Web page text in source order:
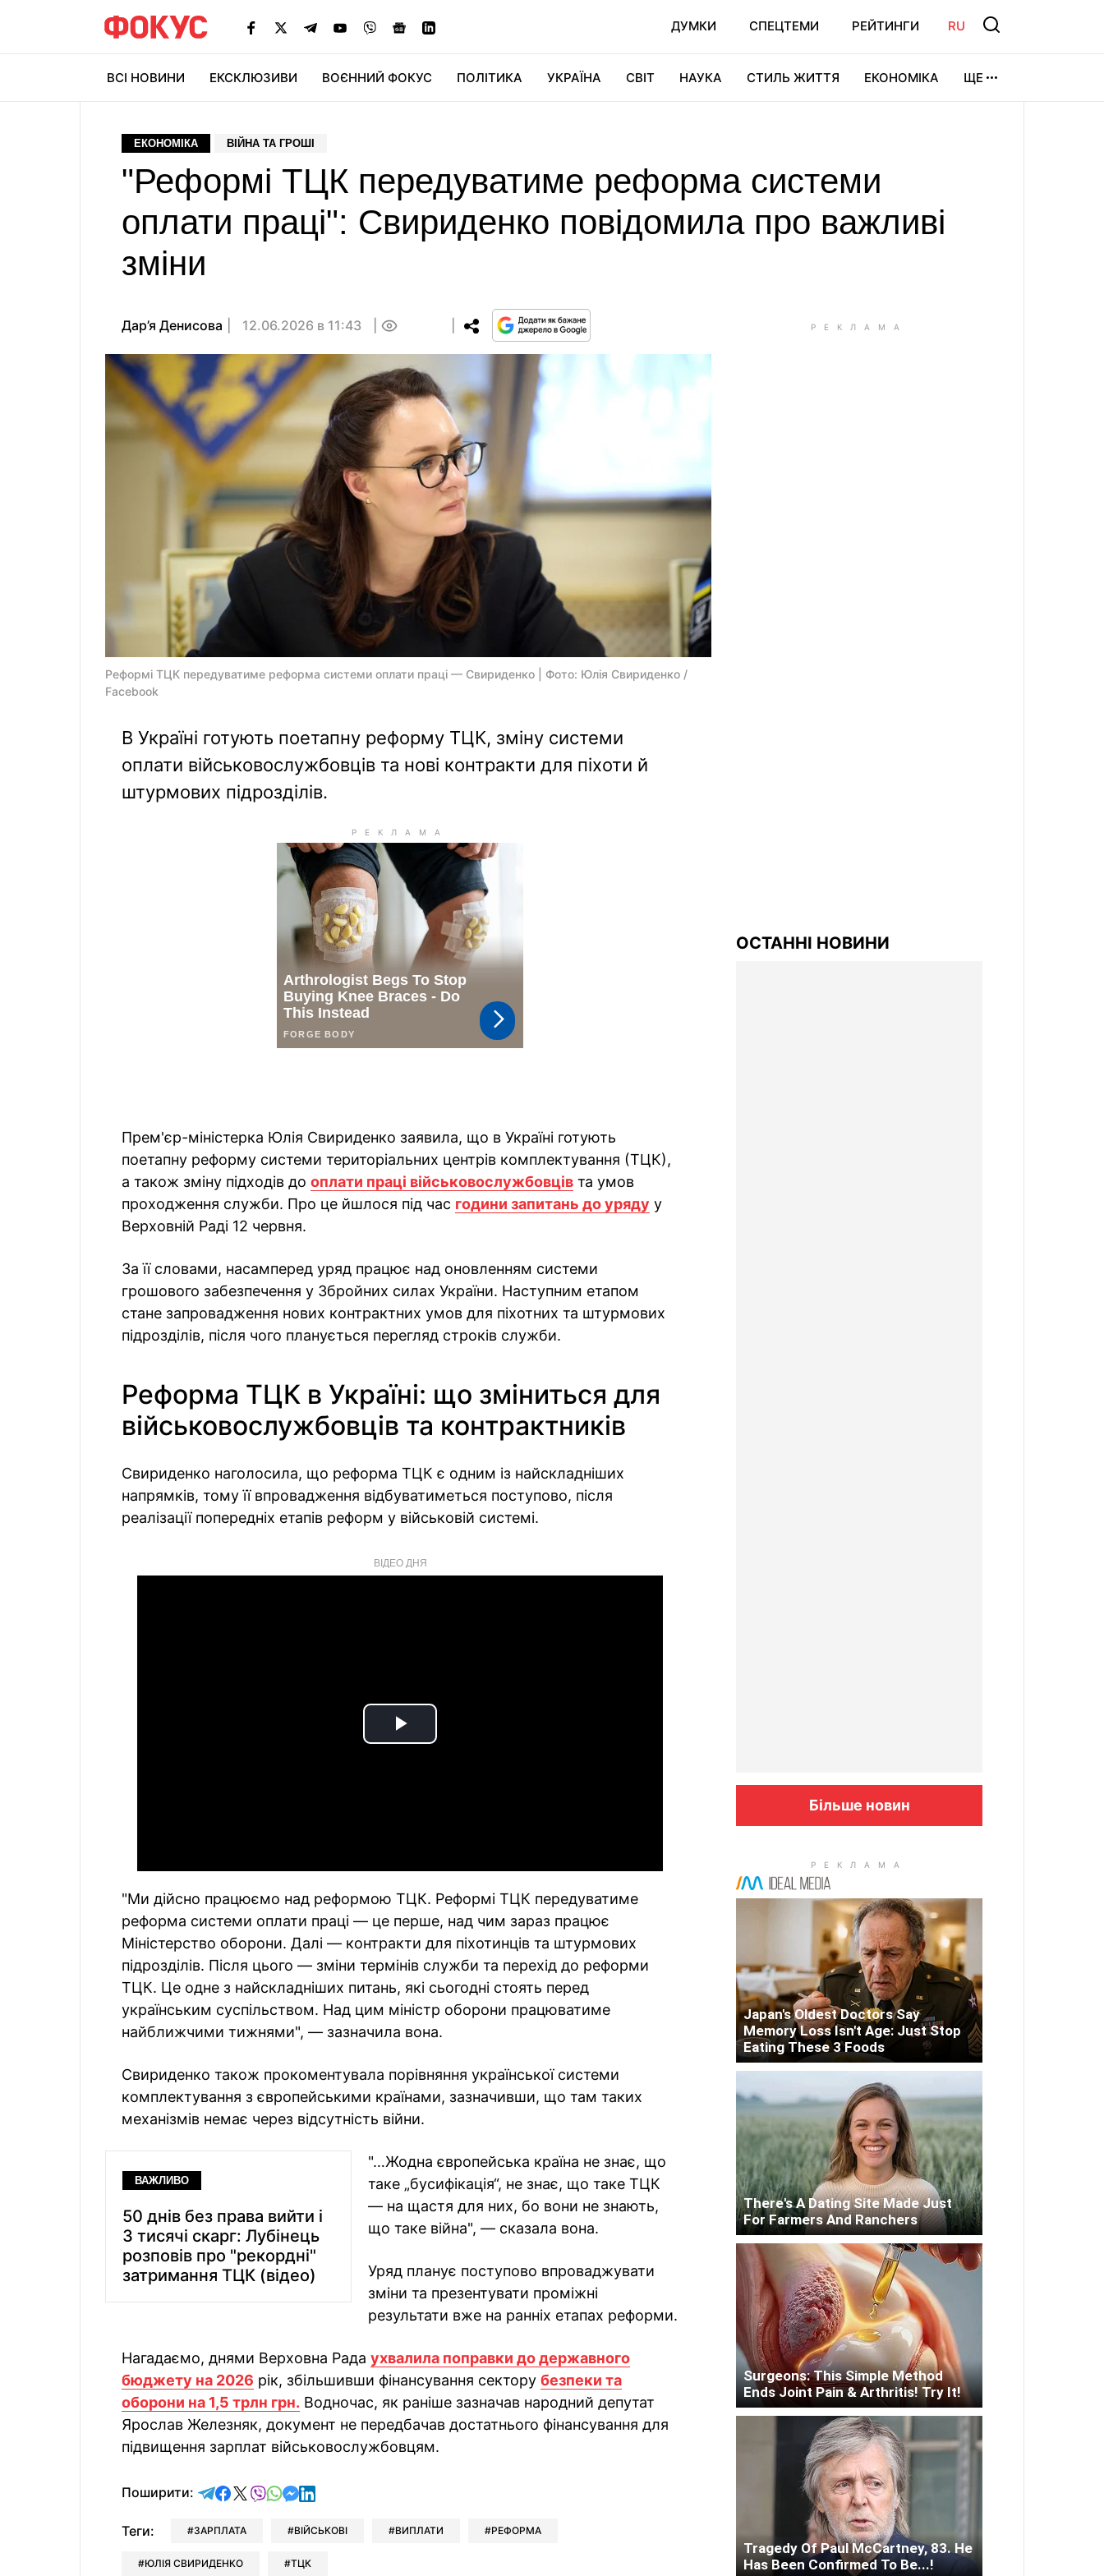
ДУМКИ СПЕЦТЕМИ РЕЙТИНГИ RU
ВСІ НОВИНИ ЕКСКЛЮЗИВИ ВОЄННИЙ ФОКУС ПОЛІТИКА УКРАЇНА СВІТ НАУКА СТИЛЬ ЖИТТЯ ЕКОНОМІКА ЩЕ
ЕКОНОМІКА ВІЙНА ТА ГРОШІ
"Реформі ТЦК передуватиме реформа системи
оплати праці": Свириденко повідомила про важливі
зміни
Дар’я Денисова 12.06.2026 в 11:43
Реформі ТЦК передуватиме реформа системи оплати праці — Свириденко | Фото: Юлія Свириденко /
Facebook
В Україні готують поетапну реформу ТЦК, зміну системи
оплати військовослужбовців та нові контракти для піхоти й
штурмових підрозділів.
Прем'єр-міністерка Юлія Свириденко заявила, що в Україні готують
поетапну реформу системи територіальних центрів комплектування (ТЦК),
а також зміну підходів до оплати праці військовослужбовців та умов
проходження служби. Про це йшлося під час години запитань до уряду у
Верховній Раді 12 червня.
За її словами, насамперед уряд працює над оновленням системи
грошового забезпечення у Збройних силах України. Наступним етапом
стане запровадження нових контрактних умов для піхотних та штурмових
підрозділів, після чого планується перегляд строків служби.
Реформа ТЦК в Україні: що зміниться для
військовослужбовців та контрактників
Свириденко наголосила, що реформа ТЦК є одним із найскладніших
напрямків, тому її впровадження відбуватиметься поступово, після
реалізації попередніх етапів реформ у військовій системі.
ВІДЕО ДНЯ
Play
"Ми дійсно працюємо над реформою ТЦК. Реформі ТЦК передуватиме
реформа системи оплати праці — це перше, над чим зараз працює
Міністерство оборони. Далі — контракти для піхотинців та штурмових
підрозділів. Після цього — зміни термінів служби та перехід до реформи
ТЦК. Це одне з найскладніших питань, які сьогодні стоять перед
українським суспільством. Над цим міністр оборони працюватиме
найближчими тижнями", — зазначила вона.
Свириденко також прокоментувала порівняння української системи
комплектування з європейськими країнами, зазначивши, що там таких
механізмів немає через відсутність війни.
ВАЖЛИВО
50 днів без права вийти і
3 тисячі скарг: Лубінець
розповів про "рекордні"
затримання ТЦК (відео)
"…Жодна європейська країна не знає, що
таке „бусифікація“, не знає, що таке ТЦК
— на щастя для них, бо вони не знають,
що таке війна", — сказала вона.
Уряд планує поступово впроваджувати
зміни та презентувати проміжні
результати вже на ранніх етапах реформи.
Нагадаємо, днями Верховна Рада ухвалила поправки до державного
бюджету на 2026 рік, збільшивши фінансування сектору безпеки та
оборони на 1,5 трлн грн. Водночас, як раніше зазначав народний депутат
Ярослав Железняк, документ не передбачав достатнього фінансування для
підвищення зарплат військовослужбовцям.
Поширити: відправити у Telegram
поділитись у Facebook
поділитись у X
відправити у Viber
відправити у Whatsapp
відправити у Messenger
відправити у LinkedIn
Теги: ЗАРПЛАТА ВІЙСЬКОВІ ВИПЛАТИ РЕФОРМА
ЮЛІЯ СВИРИДЕНКО ТЦК
ОСТАННІ НОВИНИ
Більше новин
Japan's Oldest Doctors Say
Memory Loss Isn't Age: Just Stop
Eating These 3 Foods
There's A Dating Site Made Just
For Farmers And Ranchers
Surgeons: This Simple Method
Ends Joint Pain & Arthritis! Try It!
Tragedy Of Paul McCartney, 83. He
Has Been Confirmed To Be...!